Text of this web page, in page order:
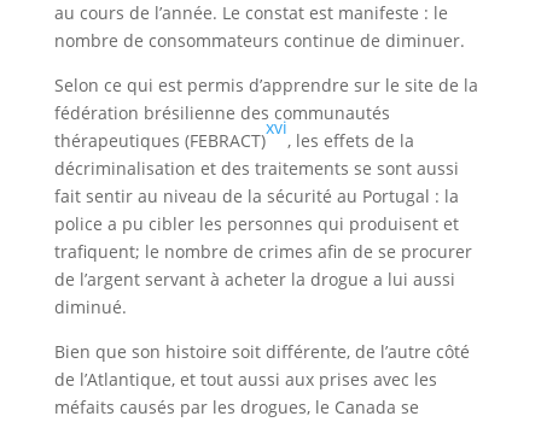
au cours de l’année. Le constat est manifeste : le
nombre de consommateurs continue de diminuer.
Selon ce qui est permis d’apprendre sur le site de la
fédération brésilienne des communautés
thérapeutiques (FEBRACT)
xvi
, les effets de la
décriminalisation et des traitements se sont aussi
fait sentir au niveau de la sécurité au Portugal : la
police a pu cibler les personnes qui produisent et
trafiquent; le nombre de crimes afin de se procurer
de l’argent servant à acheter la drogue a lui aussi
diminué.
Bien que son histoire soit différente, de l’autre côté
de l’Atlantique, et tout aussi aux prises avec les
méfaits causés par les drogues, le Canada se